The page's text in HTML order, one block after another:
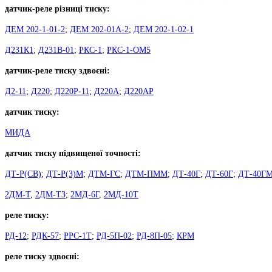
датчик-реле різниці тиску:
ДЕМ 202-1-01-2; ДЕМ 202-01А-2; ДЕМ 202-1-02-1
Д231К1 ; Д231В-01 ; РКС-1 ; РКС-1-ОМ5
датчик-реле тиску здвоєні:
Д2-11 ; Д220; Д220Р-11 ; Д220А; Д220АР
датчик тиску:
МИДА
датчик тиску підвищеної точності:
ДТ-Р(СВ); ДТ-Р(З)М; ДТМ-ГС; ДТМ-ПММ; ДТ-40Г; ДТ-60Г; ДТ-
2ДМ-Т, 2ДМ-ТЗ; 2МД-6Г, 2МД-10Т
реле тиску:
РД-12; РДК-57; РРС-1Т; РД-5П-02; РД-8П-05; КРМ
реле тиску здвоєні: